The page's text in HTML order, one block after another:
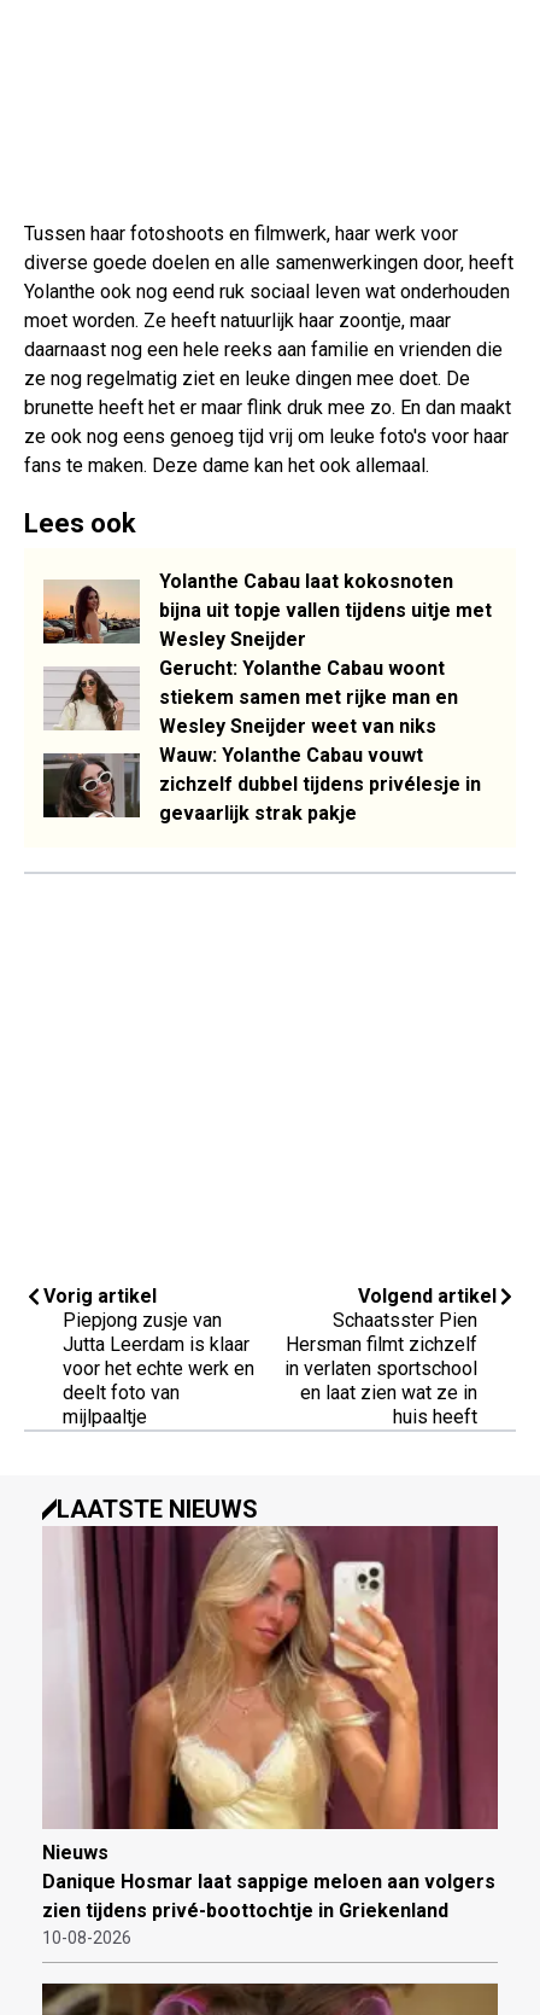
Tussen haar fotoshoots en filmwerk, haar werk voor
diverse goede doelen en alle samenwerkingen door, heeft
Yolanthe ook nog eend ruk sociaal leven wat onderhouden
moet worden. Ze heeft natuurlijk haar zoontje, maar
daarnaast nog een hele reeks aan familie en vrienden die
ze nog regelmatig ziet en leuke dingen mee doet. De
brunette heeft het er maar flink druk mee zo. En dan maakt
ze ook nog eens genoeg tijd vrij om leuke foto's voor haar
fans te maken. Deze dame kan het ook allemaal.
Lees ook
Yolanthe Cabau laat kokosnoten
bijna uit topje vallen tijdens uitje met
Wesley Sneijder
Gerucht: Yolanthe Cabau woont
stiekem samen met rijke man en
Wesley Sneijder weet van niks
Wauw: Yolanthe Cabau vouwt
zichzelf dubbel tijdens privélesje in
gevaarlijk strak pakje
Vorig artikel
Piepjong zusje van
Jutta Leerdam is klaar
voor het echte werk en
deelt foto van
mijlpaaltje
Volgend artikel
Schaatsster Pien
Hersman filmt zichzelf
in verlaten sportschool
en laat zien wat ze in
huis heeft
LAATSTE NIEUWS
Nieuws
Danique Hosmar laat sappige meloen aan volgers
zien tijdens privé-boottochtje in Griekenland
10-08-2026